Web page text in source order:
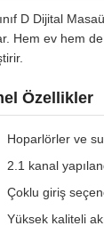
D Dijital
Hem ev hem
Özellikler
Hoparlörler ve
2.1 kanal
Çoklu giriş
Yüksek kaliteli